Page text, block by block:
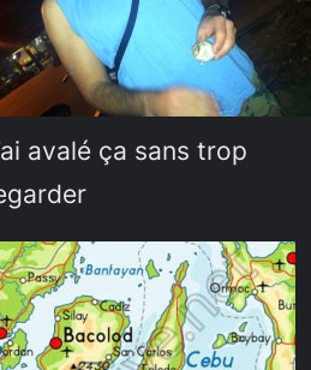
avalé ça sans trop